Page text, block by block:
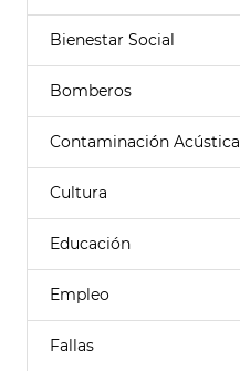
Bienestar Social
Bomberos
Contaminación Acústica
Cultura
Educación
Empleo
Fallas